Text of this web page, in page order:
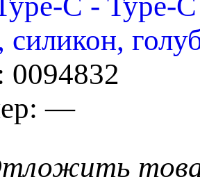
0094832
—